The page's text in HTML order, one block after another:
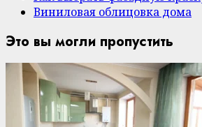
Виниловая облицовка дома
Это вы могли пропустить